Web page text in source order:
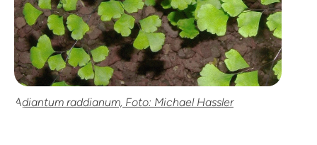
Adiantum raddianum, Foto: Michael Hassler